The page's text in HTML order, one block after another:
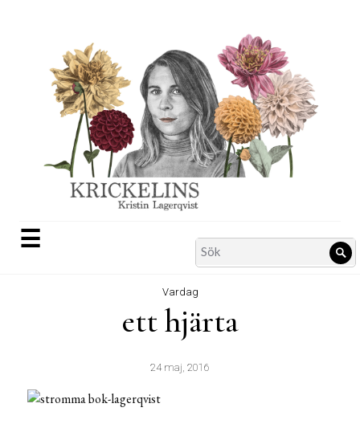
☰
Search
for:
Vardag
ett hjärta
24 maj, 2016